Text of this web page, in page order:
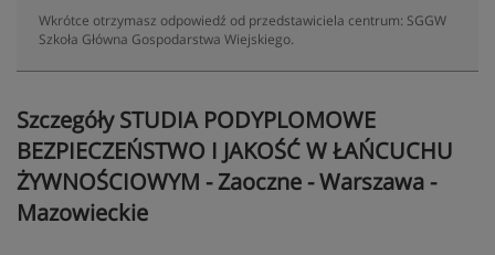
Wkrótce otrzymasz odpowiedź od przedstawiciela centrum: SGGW
Szkoła Główna Gospodarstwa Wiejskiego.
Szczegóły STUDIA PODYPLOMOWE
BEZPIECZEŃSTWO I JAKOŚĆ W ŁAŃCUCHU
ŻYWNOŚCIOWYM - Zaoczne - Warszawa -
Mazowieckie